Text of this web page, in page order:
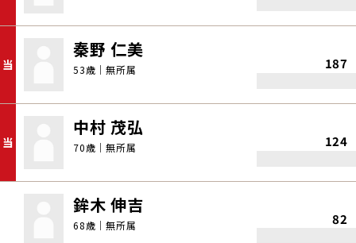
当
秦野 仁美
53歳｜無所属 187
当
中村 茂弘
70歳｜無所属 124
鉾木 伸吉
68歳｜無所属 82